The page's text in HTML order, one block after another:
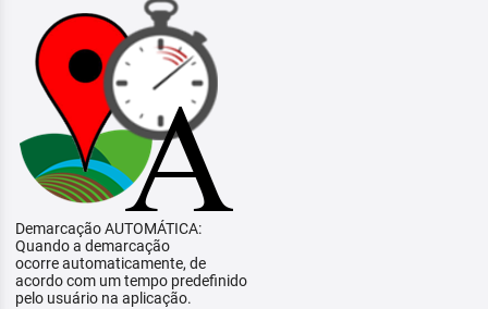
Demarcação AUTOMÁTICA:
Quando a demarcação
ocorre automaticamente, de
acordo com um tempo predefinido
pelo usuário na aplicação.